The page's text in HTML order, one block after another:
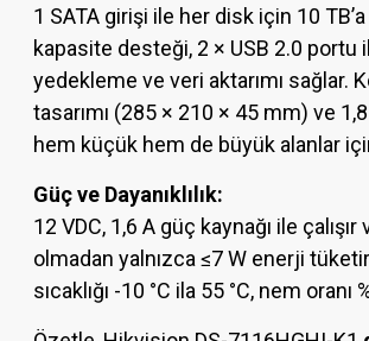
1 SATA girişi ile her disk için 10
kapasite desteği, 2 × USB 2.0 portu
yedekleme ve veri aktarımı sağlar.
tasarımı (285 × 210 × 45 mm) ve 1,8
hem küçük hem de büyük alanlar
Güç ve Dayanıklılık:
12 VDC, 1,6 A güç kaynağı ile çalışır
olmadan yalnızca ≤7 W enerji
sıcaklığı -10 °C ila 55 °C, nem oranı